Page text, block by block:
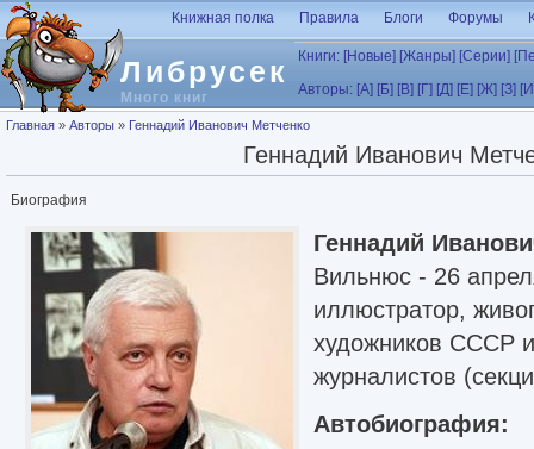
Перейти к основному содержанию
Либрусек
Много книг
Книжная полка Правила Блоги Форумы
Книги: [Новые] [Жанры] [Серии]
Авторы: [А] [Б] [В] [Г] [Д] [Е] [Ж] [З]
Вы здесь
Главная » Авторы » Геннадий Иванович Метченко
Геннадий Иванович
Биография
Геннадий
Вильнюс - 26
иллюстратор,
художников СССР
журналистов
Автобиография: